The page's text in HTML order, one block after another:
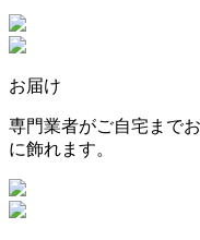
お届け
専門業者がご自宅まで
に飾れます。